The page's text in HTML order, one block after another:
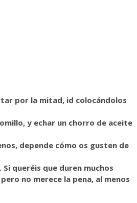
por la mitad, id colocándolos
y echar un chorro de aceite
depende cómo os gusten de
queréis que duren muchos
no merece la pena, al menos